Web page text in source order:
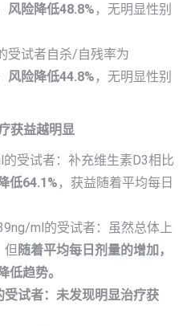
风险降低48.8% ，无明显性别
受试者自杀/自残率为
风险降低44.8% ，无明显性别
获益越明显
受试者：补充维生素D3相比
低64.1% ，获益随着平均每日
ml的受试者：虽然总体上
但 随着平均每日剂量的增加，
低趋势。
试者：未发现明显治疗获